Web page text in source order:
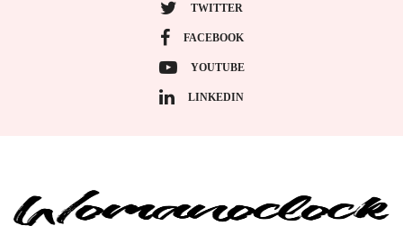
TWITTER
FACEBOOK
YOUTUBE
LINKEDIN